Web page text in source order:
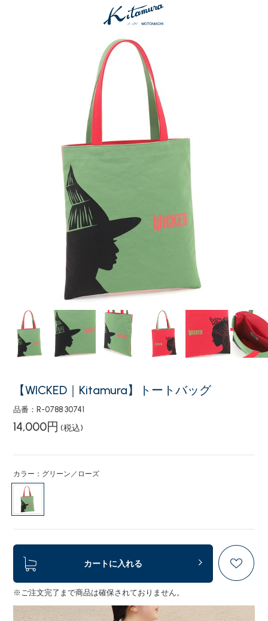
【WICKED｜Kitamura】トートバッグ
品番：R-0788 30741
14,000円 (税込)
カラー：グリーン／ローズ
カートに入れる
※ご注文完了まで商品は確保されておりません。